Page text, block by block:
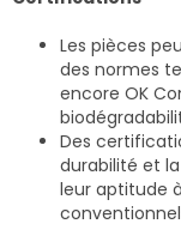
Les pièces
des normes
encore OK
Des
durabilité et
leur aptitude